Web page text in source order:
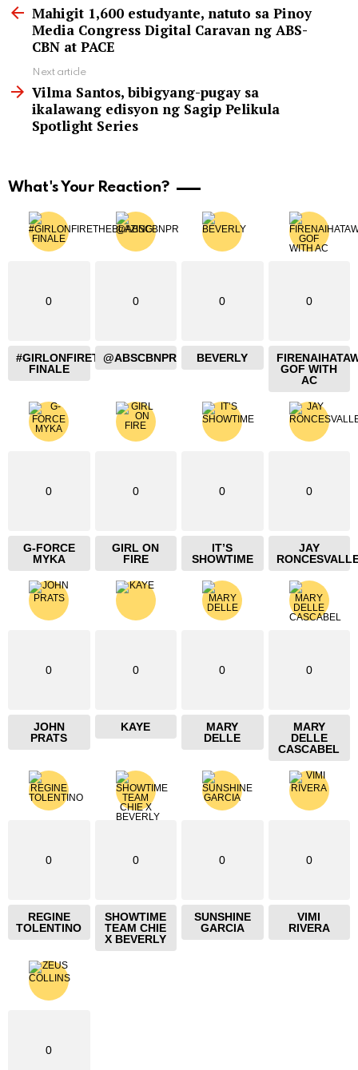
moreMahigit 1,600 estudyante, natuto sa Pinoy
Media Congress Digital Caravan ng ABS-
CBN at PACE
Next article
Vilma Santos, bibigyang-pugay sa
ikalawang edisyon ng Sagip Pelikula
Spotlight Series
What's Your Reaction?
0
#GIRLONFIRETHEBLAZING
FINALE
0
@ABSCBNPR
0
BEVERLY
0
GOF WITH
AC
0
G-FORCE
MYKA
0
GIRL ON
FIRE
0
IT’S
SHOWTIME
0
JAY
0
JOHN
PRATS
0
KAYE
0
MARY
DELLE
0
MARY
DELLE
CASCABEL
0
REGINE
TOLENTINO
0
SHOWTIME
TEAM CHIE
X BEVERLY
0
SUNSHINE
GARCIA
0
VIMI
RIVERA
0